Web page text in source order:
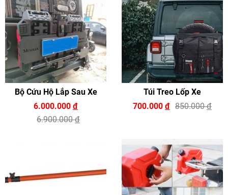
Bộ Cứu Hộ Lắp Sau Xe
6.000.000 đ
6.900.000đ
Túi Treo Lốp Xe
700.000 đ 850.000đ